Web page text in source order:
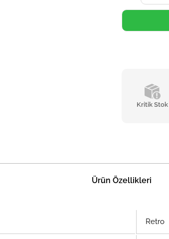
Kritik Stok
Ürün Özellikleri
Retro